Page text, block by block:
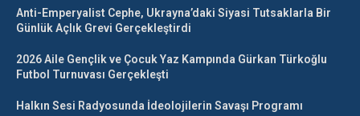
Anti-Emperyalist Cephe, Ukrayna’daki Siyasi Tutsaklarla Bir
Günlük Açlık Grevi Gerçekleştirdi
2026 Aile Gençlik ve Çocuk Yaz Kampında Gürkan Türkoğlu
Futbol Turnuvası Gerçekleşti
Halkın Sesi Radyosunda İdeolojilerin Savaşı Programı